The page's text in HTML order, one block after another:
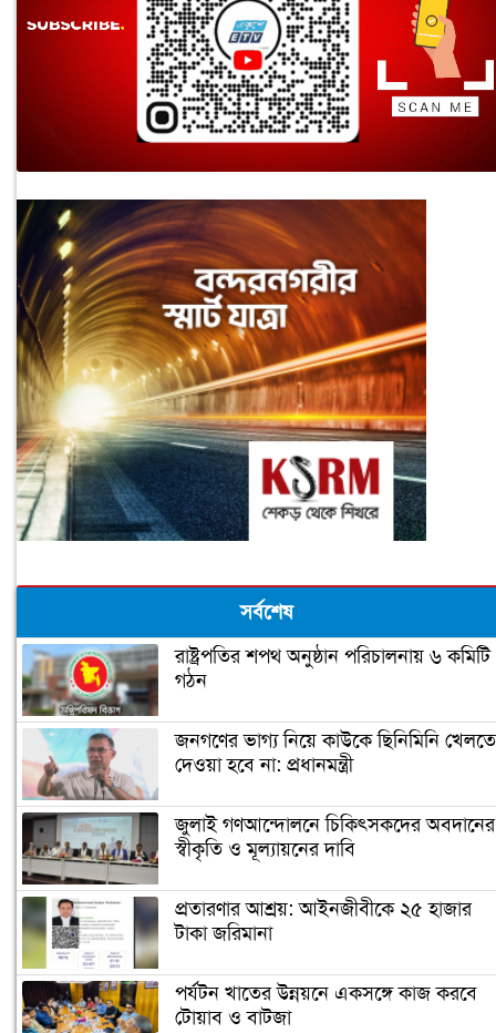
সর্বশেষ
রাষ্ট্রপতির শপথ অনুষ্ঠান পরিচালনায় ৬ কমিটি
গঠন
জনগণের ভাগ্য নিয়ে কাউকে ছিনিমিনি খেলতে
দেওয়া হবে না: প্রধানমন্ত্রী
জুলাই গণআন্দোলনে চিকিৎসকদের অবদানের
স্বীকৃতি ও মূল্যায়নের দাবি
প্রতারণার আশ্রয়: আইনজীবীকে ২৫ হাজার
টাকা জরিমানা
পর্যটন খাতের উন্নয়নে একসঙ্গে কাজ করবে
টোয়াব ও বাটজা